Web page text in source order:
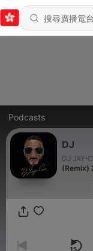
Podcasts
DJ
DJ JAY-
(Remix)